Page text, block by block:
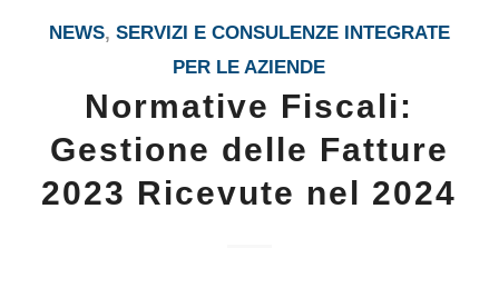
NEWS, SERVIZI E CONSULENZE INTEGRATE
PER LE AZIENDE
Normative Fiscali:
Gestione delle Fatture
2023 Ricevute nel 2024